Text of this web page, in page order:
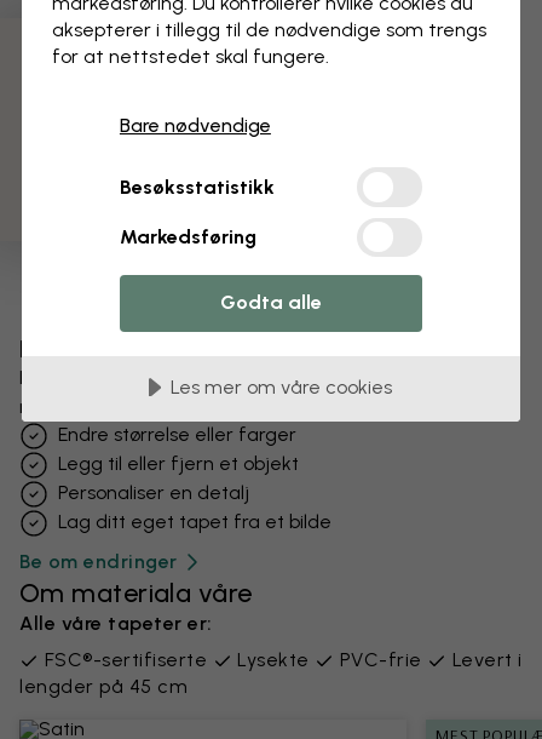
Endre tapetet ditt
Designteamet vårt kan justere hvilket som helst
motiv for å gjøre det unikt for deg.
Endre størrelse eller farger
Legg til eller fjern et objekt
Personaliser en detalj
Lag ditt eget tapet fra et bilde
Be om endringer
Om materiala våre
Alle våre tapeter er:
FSC®-sertifiserte
Lysekte PVC-frie
Levert i
lengder på 45 cm
aksepterer i tillegg til de nødvendige som trengs
for at nettstedet skal fungere.
Bare nødvendige
Besøksstatistikk
Markedsføring
Godta alle
Les mer om våre cookies